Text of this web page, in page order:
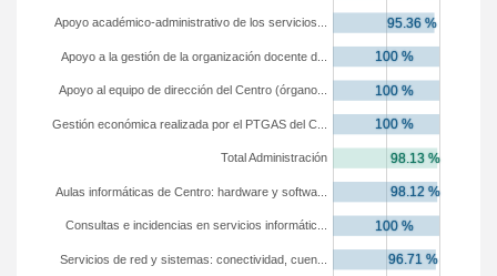
Servicios de red y sistemas: conectividad, cuen...
Consultas e incidencias en servicios informátic...
Aulas informáticas de Centro: hardware y softwa...
Total Administración
Gestión económica realizada por el PTGAS del C...
Apoyo al equipo de dirección del Centro (órgano...
Apoyo a la gestión de la organización docente d...
Apoyo académico-administrativo de los servicios...